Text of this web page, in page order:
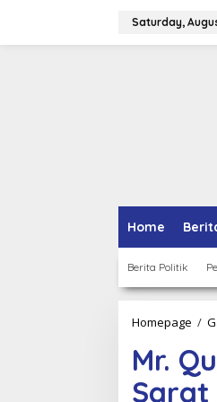
Saturday,
Home
Berita Politik
Homepage /
Mr.
Sarat